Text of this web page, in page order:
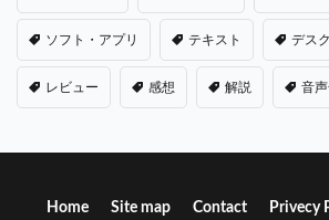
ソフト・アプリ テキスト デス
レビュー 感想 解説 音
Home Site map Contact Privecy